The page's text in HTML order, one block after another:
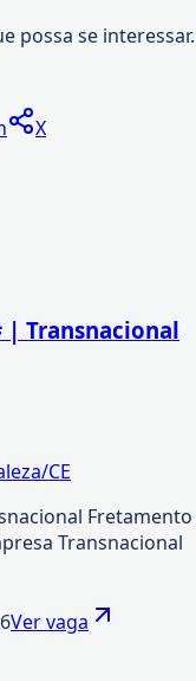
possa se interessar.
X
Transnacional
CE
Fretamento
Transnacional
Ver vaga